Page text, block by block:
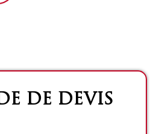
DE DEVIS